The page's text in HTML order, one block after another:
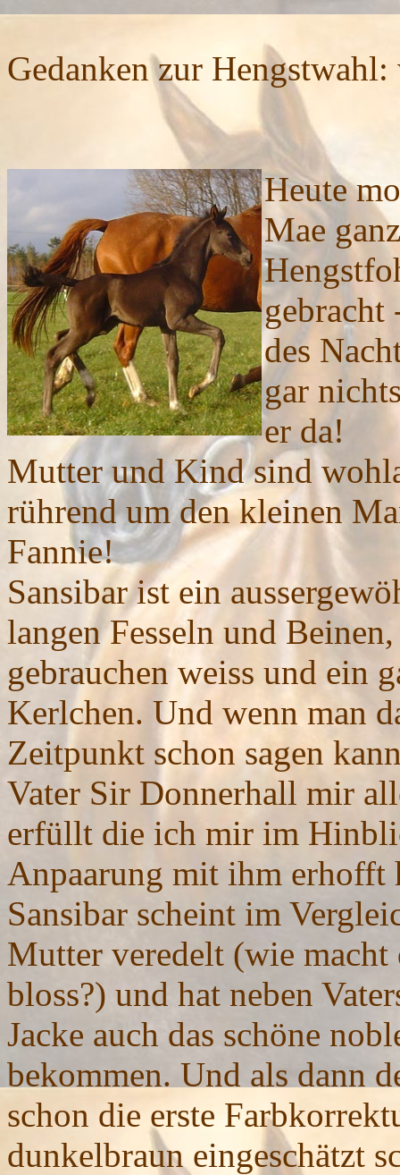
Gedanken zur
Heute
Mae
gebracht
des
gar
er da!
Mutter und Kind sind
rührend um den kleinen
Fannie!
Sansibar ist ein
langen Fesseln und
gebrauchen weiss und ein
Kerlchen. Und wenn man
Zeitpunkt schon sagen
Vater Sir Donnerhall mir
erfüllt die ich mir im
Anpaarung mit ihm erhofft
Sansibar scheint im
Mutter veredelt (wie macht
bloss?) und hat neben
Jacke auch das schöne
bekommen. Und als dann
schon die erste
dunkelbraun eingeschätzt